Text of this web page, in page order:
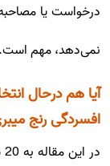
درخواست یا
نمی‌دهد، مهم است.
آیا هم درحال
افسردگی رنج